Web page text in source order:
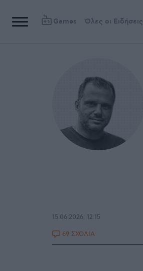
Games Όλες οι Ειδήσεις
15.06.2026, 12:15
69 ΣΧΟΛΙΑ